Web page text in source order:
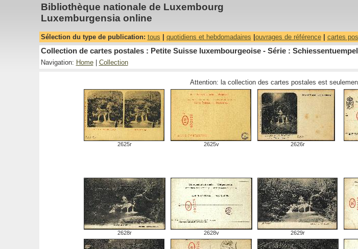
Bibliothèque nationale de Luxembourg
Luxemburgensia online
Sélection du type de publication: tous quotidiens et hebdomadaires ouvrages de référence| cartes
Collection de cartes postales : Petite Suisse luxembourgeoise - Série : Schiessentuempel
Navigation: Home| Collection
Attention: la collection des cartes postales est
2625r 2625v 2626r
2628r 2628v 2629r